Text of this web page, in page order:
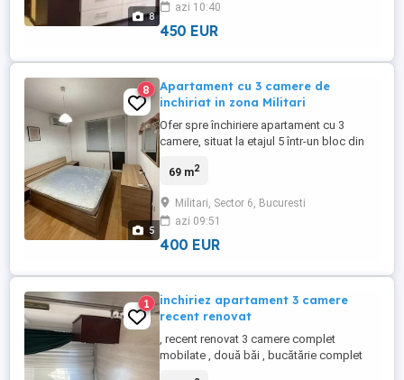
8
și de Parcul Carol. Liniile de tramvai 1 și 7
asigură acces facil ...
azi 10:40
450 EUR
5
8
Apartament cu 3 camere de
inchiriat in zona Militari
Ofer spre închiriere apartament cu 3
camere, situat la etajul 5 într-un bloc din
este mobilat. La doar 10 minute de mers
în zonă există stații de autobuz precum
136 și 236, care asigură legături rapide
către diverse ...
69 m2
Militari, Sector 6, Bucuresti
azi 09:51
400 EUR
1
inchiriez apartament 3 camere
recent renovat
, recent renovat 3 camere complet
mobilate , două băi , bucătărie complet